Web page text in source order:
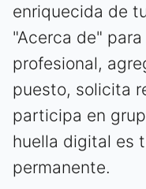
enriquecida de
"Acerca de"
profesional,
puesto, solicita
participa en
huella digital es
permanente.